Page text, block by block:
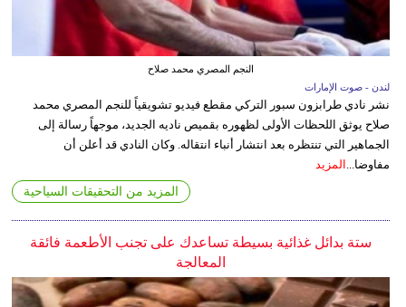
النجم المصري محمد صلاح
لندن - صوت الإمارات
نشر نادي طرابزون سبور التركي مقطع فيديو تشويقياً للنجم المصري محمد
صلاح يوثق اللحظات الأولى لظهوره بقميص ناديه الجديد، موجهاً رسالة إلى
الجماهير التي تنتظره بعد انتشار أنباء انتقاله. وكان النادي قد أعلن أن
مفاوضا... المزيد
المزيد من التحقيقات السياحية
ستة بدائل غذائية بسيطة تساعدك على تجنب الأطعمة فائقة
المعالجة